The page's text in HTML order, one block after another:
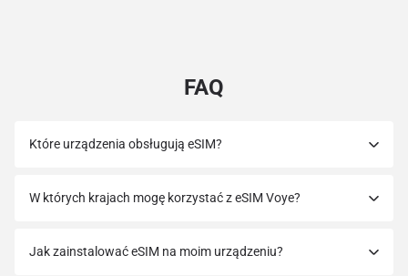
FAQ
Które urządzenia obsługują eSIM?
W których krajach mogę korzystać z eSIM Voye?
Jak zainstalować eSIM na moim urządzeniu?